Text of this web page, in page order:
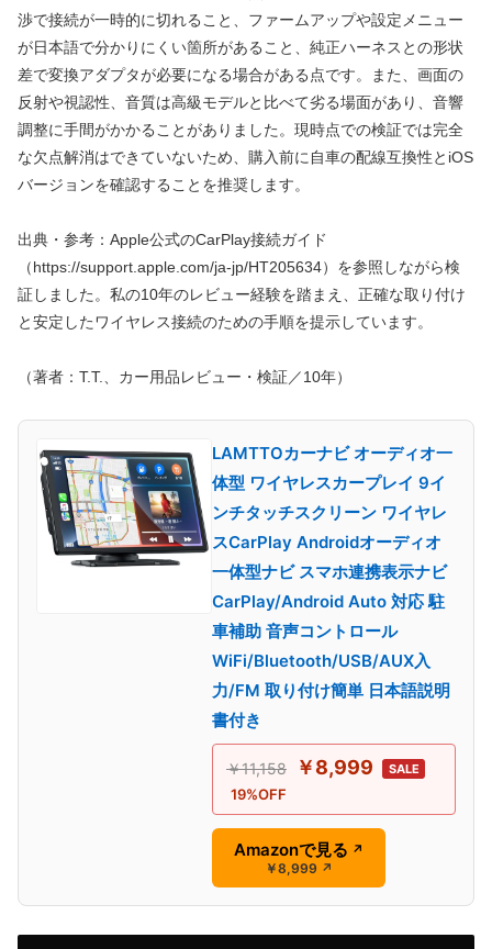
渉で接続が一時的に切れること、ファームアップや設定メニュー
が日本語で分かりにくい箇所があること、純正ハーネスとの形状
差で変換アダプタが必要になる場合がある点です。また、画面の
反射や視認性、音質は高級モデルと比べて劣る場面があり、音響
調整に手間がかかることがありました。現時点での検証では完全
な欠点解消はできていないため、購入前に自車の配線互換性とiOS
バージョンを確認することを推奨します。
出典・参考：Apple公式のCarPlay接続ガイド
（https://support.apple.com/ja-jp/HT205634）を参照しながら検
証しました。私の10年のレビュー経験を踏まえ、正確な取り付け
と安定したワイヤレス接続のための手順を提示しています。
（著者：T.T.、カー用品レビュー・検証／10年）
LAMTTOカーナビ オーディオ一
体型 ワイヤレスカープレイ 9イ
ンチタッチスクリーン ワイヤレ
スCarPlay Androidオーディオ
一体型ナビ スマホ連携表示ナビ
CarPlay/Android Auto 対応 駐
車補助 音声コントロール
WiFi/Bluetooth/USB/AUX入
力/FM 取り付け簡単 日本語説明
書付き
￥11,158 ￥8,999 SALE
19%OFF
Amazonで見る ↗
￥8,999 ↗